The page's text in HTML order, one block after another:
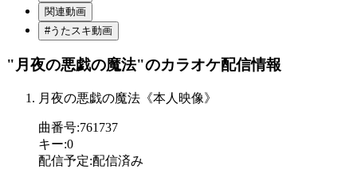
関連動画
#うたスキ動画
"月夜の悪戯の魔法"のカラオケ配信情報
月夜の悪戯の魔法《本人映像》
曲番号:761737
キー:0
配信予定:配信済み